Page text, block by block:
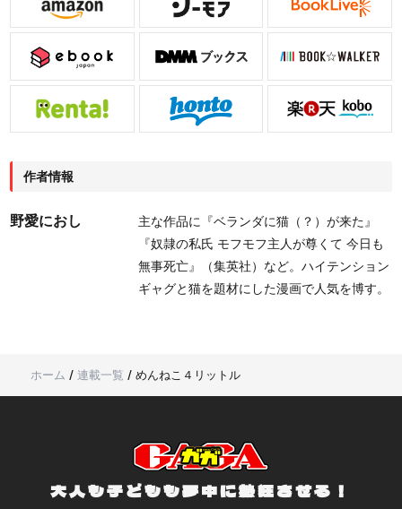
作者情報
野愛におし
主な作品に『ベランダに猫（？）が来た』
『奴隷の私氏 モフモフ主人が尊くて 今日も
無事死亡』（集英社）など。ハイテンション
ギャグと猫を題材にした漫画で人気を博す。
ホーム / 連載一覧 / めんねこ４リットル
大人も子どもも夢中に熱狂させる！